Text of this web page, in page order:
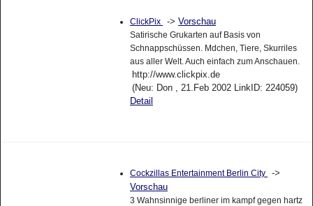
ClickPix -> Vorschau
Satirische Grukarten auf Basis von
Schnappschüssen. Mdchen, Tiere, Skurriles
aus aller Welt. Auch einfach zum Anschauen.
http://www.clickpix.de
(Neu: Don , 21.Feb 2002 LinkID: 224059)
Detail
Cockzillas Entertainment Berlin City
->
Vorschau
3 Wahnsinnige berliner im kampf gegen hartz